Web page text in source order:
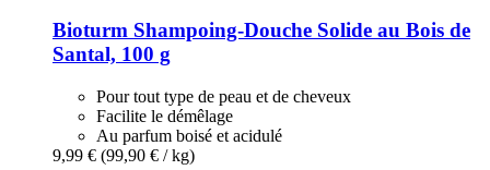
Bioturm Shampoing-​Douche Solide au Bois de
Santal, 100 g
Pour tout type de peau et de cheveux
Facilite le démêlage
Au parfum boisé et acidulé
9,99 € (99,90 € / kg)